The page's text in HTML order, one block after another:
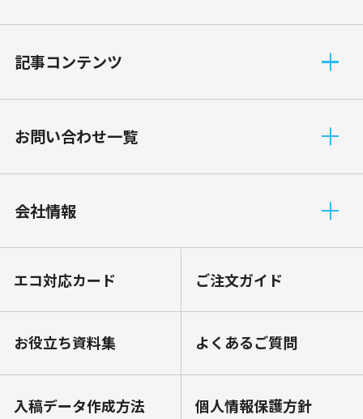
記事コンテンツ
お問い合わせ一覧
会社情報
エコ対応カード ご注文ガイド
お役⽴ち資料集 よくあるご質問
⼊稿データ作成⽅法 個⼈情報保護⽅針